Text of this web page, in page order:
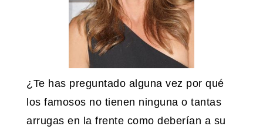
¿Te has preguntado alguna vez por qué
los famosos no tienen ninguna o tantas
arrugas en la frente como deberían a su